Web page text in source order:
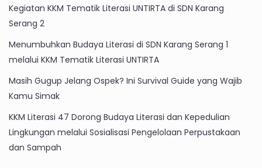
Kegiatan KKM Tematik Literasi UNTIRTA di SDN Karang
Serang 2
Menumbuhkan Budaya Literasi di SDN Karang Serang 1
melalui KKM Tematik Literasi UNTIRTA
Masih Gugup Jelang Ospek? Ini Survival Guide yang Wajib
Kamu Simak
KKM Literasi 47 Dorong Budaya Literasi dan Kepedulian
Lingkungan melalui Sosialisasi Pengelolaan Perpustakaan
dan Sampah